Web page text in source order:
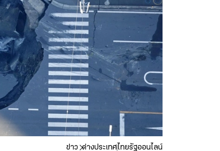
ข่าว ต่างประเทศไทยรัฐออนไลน์